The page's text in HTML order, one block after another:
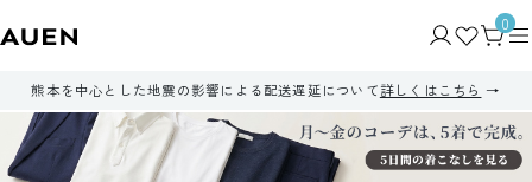
0
熊本を中心とした地震の影響による配送遅延について詳しくはこちら